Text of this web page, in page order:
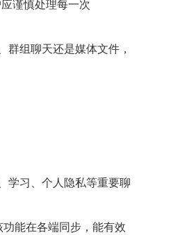
谨慎处理每一次
组聊天还是媒体文件，
学习、个人隐私等重要聊
能在各端同步，能有效